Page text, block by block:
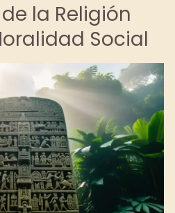
la Religión
Social